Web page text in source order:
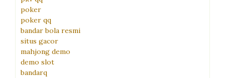
poker
poker qq
bandar bola resmi
situs gacor
mahjong demo
demo slot
bandarq